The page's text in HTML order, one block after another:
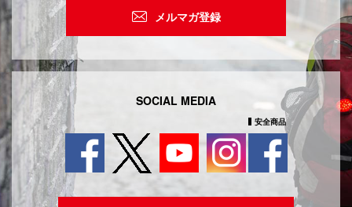
メルマガ登録
SOCIAL MEDIA
安全商品